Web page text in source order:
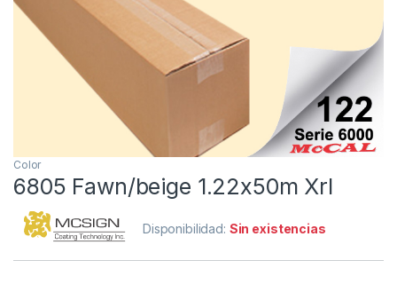
Color
6805 Fawn/beige 1.22x50m Xrl
Disponibilidad: Sin existencias